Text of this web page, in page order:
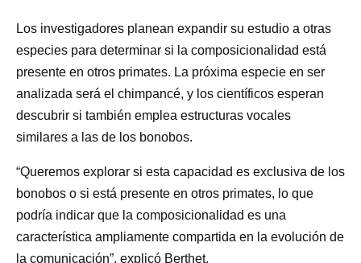
Los investigadores planean expandir su estudio a otras
especies para determinar si la composicionalidad está
presente en otros primates. La próxima especie en ser
analizada será el chimpancé, y los científicos esperan
descubrir si también emplea estructuras vocales
similares a las de los bonobos.
“Queremos explorar si esta capacidad es exclusiva de los
bonobos o si está presente en otros primates, lo que
podría indicar que la composicionalidad es una
característica ampliamente compartida en la evolución de
la comunicación”, explicó Berthet.